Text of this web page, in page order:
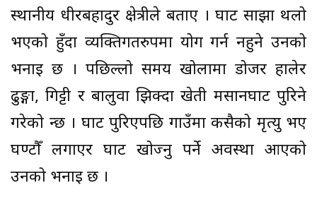
स्थानीय धीरबहादुर क्षेत्रीले बताए । घाट साझा थलो
भएको हुँदा व्यक्तिगतरुपमा प्रयोग गर्न नहुने उनको
भनाइ छ । पछिल्लो समय खोलामा डोजर हालेर
ढुङ्गा, गिट्टी र बालुवा झिक्दा खेती मसानघाट पुरिने
गरेको न्छ । घाट पुरिएपछि गाउँमा कसैको मृत्यु भए
घण्टौँ लगाएर घाट खोज्नु पर्ने अवस्था आएको
उनको भनाइ छ ।